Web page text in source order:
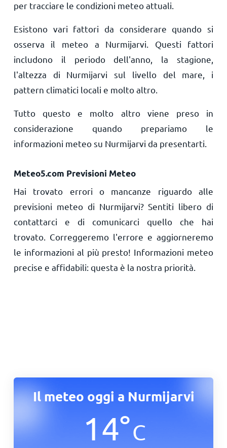
per tracciare le condizioni meteo attuali.
Esistono vari fattori da considerare quando si
osserva il meteo a Nurmijarvi. Questi fattori
includono il periodo dell'anno, la stagione,
l'altezza di Nurmijarvi sul livello del mare, i
pattern climatici locali e molto altro.
Tutto questo e molto altro viene preso in
considerazione quando prepariamo le
informazioni meteo su Nurmijarvi da presentarti.
Meteo5.com Previsioni Meteo
Hai trovato errori o mancanze riguardo alle
previsioni meteo di Nurmijarvi? Sentiti libero di
contattarci e di comunicarci quello che hai
trovato. Correggeremo l'errore e aggiorneremo
le informazioni al più presto! Informazioni meteo
precise e affidabili: questa è la nostra priorità.
Il meteo oggi a Nurmijarvi
14°C